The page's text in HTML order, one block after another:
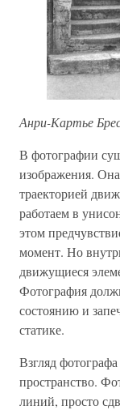
Анри-Картье
В фотографии
изображения.
траекторией
работаем в
этом
момент. Но
движущиеся
Фотография
состоянию и
статике.
Взгляд
пространство.
линий, просто